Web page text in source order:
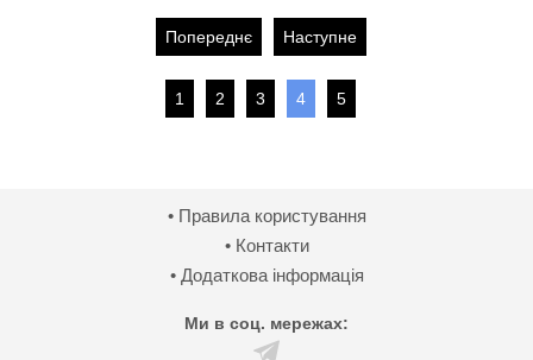
Попереднє Наступне
1 2 3 4 5
• Правила користування
• Контакти
• Додаткова інформація
Ми в соц. мережах: